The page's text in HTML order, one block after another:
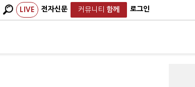
LIVE 전자신문 커뮤니티 함께 로그인